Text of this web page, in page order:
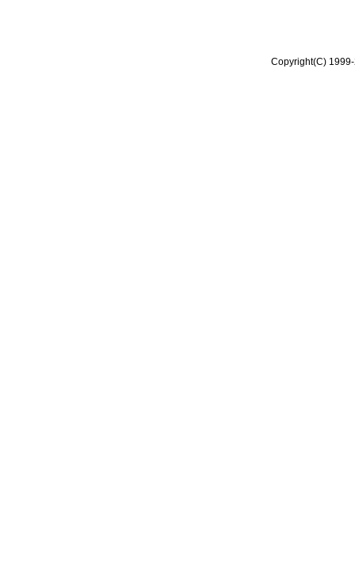
Copyright(C)